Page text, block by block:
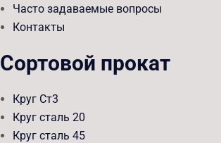
Часто задаваемые вопросы
Контакты
Сортовой прокат
Круг Ст3
Круг сталь 20
Круг сталь 45